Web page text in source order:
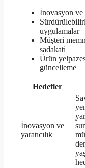
İnovasyon ve
uygulamalar
Müşteri
sadakati
Ürün
güncelleme
Hedefler
İnovasyon ve
yaratıcılık